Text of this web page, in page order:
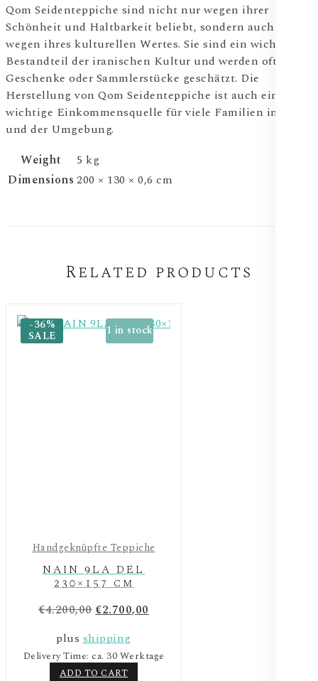
Qom Seidenteppiche sind nicht nur wegen ihrer
Schönheit und Haltbarkeit beliebt, sondern auch
wegen ihres kulturellen Wertes. Sie sind ein wichtiger
Bestandteil der iranischen Kultur und werden oft als
Geschenke oder Sammlerstücke geschätzt. Die
Herstellung von Qom Seidenteppiche ist auch eine
wichtige Einkommensquelle für viele Familien in Qom
und der Umgebung.
Weight
5 kg
Dimensions 200 × 130 × 0,6 cm
Related products
Handgeknüpfte Teppiche
-36%
SALE 1 in stock
NAIN 9LA DEL
230×157 cm
€4.200,00Original
was:
€4.200,00.
€2.700,00
€2.700,00.
plusshipping
Delivery Time: ca. 30 Werktage
ADD TO CART